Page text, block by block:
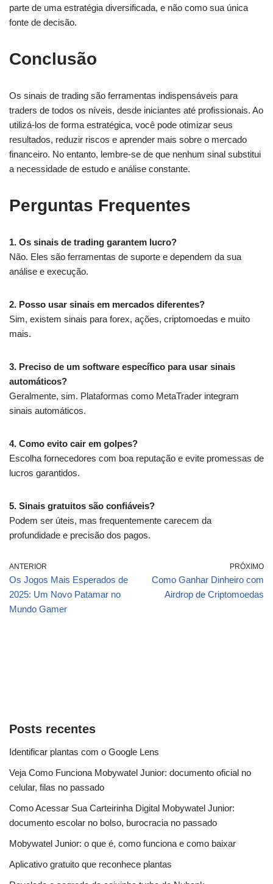
parte de uma estratégia diversificada, e não como sua única
fonte de decisão.
Conclusão
Os sinais de trading são ferramentas indispensáveis para
traders de todos os níveis, desde iniciantes até profissionais. Ao
utilizá-los de forma estratégica, você pode otimizar seus
resultados, reduzir riscos e aprender mais sobre o mercado
financeiro. No entanto, lembre-se de que nenhum sinal substitui
a necessidade de estudo e análise constante.
Perguntas Frequentes
1. Os sinais de trading garantem lucro?
Não. Eles são ferramentas de suporte e dependem da sua
análise e execução.
2. Posso usar sinais em mercados diferentes?
Sim, existem sinais para forex, ações, criptomoedas e muito
mais.
3. Preciso de um software específico para usar sinais
automáticos?
Geralmente, sim. Plataformas como MetaTrader integram
sinais automáticos.
4. Como evito cair em golpes?
Escolha fornecedores com boa reputação e evite promessas de
lucros garantidos.
5. Sinais gratuitos são confiáveis?
Podem ser úteis, mas frequentemente carecem da
profundidade e precisão dos pagos.
ANTERIOR
Os Jogos Mais Esperados de
2025: Um Novo Patamar no
Mundo Gamer
PRÓXIMO
Como Ganhar Dinheiro com
Airdrop de Criptomoedas
Posts recentes
Identificar plantas com o Google Lens
Veja Como Funciona Mobywatel Junior: documento oficial no
celular, filas no passado
Como Acessar Sua Carteirinha Digital Mobywatel Junior:
documento escolar no bolso, burocracia no passado
Mobywatel Junior: o que é, como funciona e como baixar
Aplicativo gratuito que reconhece plantas